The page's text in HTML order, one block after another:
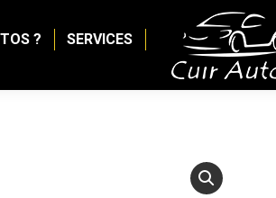
? SERVICES